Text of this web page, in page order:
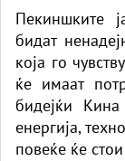
Пекиншките
бидат
која го
ќе имаат
бидејќи
енергија,
повеќе ќе